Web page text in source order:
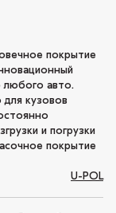
покрытие
любого авто.
кузовов
и погрузки
покрытие
U-POL